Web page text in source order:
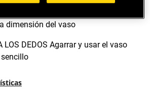
dimensión del vaso
LOS DEDOS Agarrar y usar el vaso